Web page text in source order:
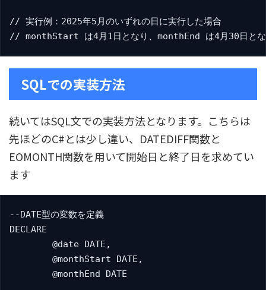
// 実行例：2025年5月のいずれの日に実行した場合
// monthStart は4月1日となり、monthEnd は4月30日とな
SQLでの実装方法
続いてはSQL文での実装方法となります。こちらは
先ほどのC#とは少し違い、DATEDIFF関数と
EOMONTH関数を用いて開始日と終了日を求めてい
ます
--DATE型の変数を定義
DECLARE